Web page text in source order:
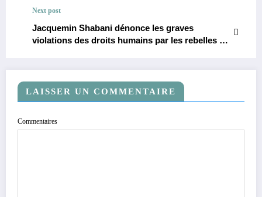
Next post
Jacquemin Shabani dénonce les graves
violations des droits humains par les rebelles du
LAISSER UN COMMENTAIRE
Commentaires